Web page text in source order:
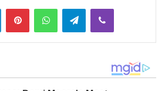
LinkedInPinterestWhatsAppTelegramViber